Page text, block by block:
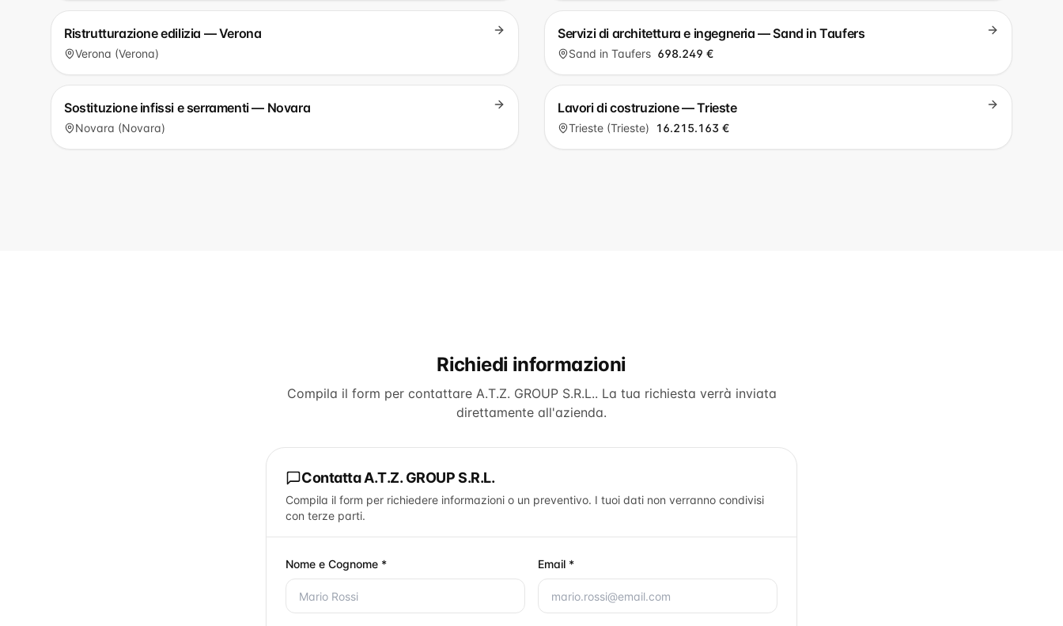
Ristrutturazione edilizia — Verona
Verona (Verona)
Sostituzione infissi e serramenti — Novara
Novara (Novara)
Servizi di architettura e ingegneria — Sand in Taufers
Sand in Taufers 698.249 €
Lavori di costruzione — Trieste
Trieste (Trieste) 16.215.163 €
Richiedi informazioni
Compila il form per contattare A.T.Z. GROUP S.R.L.. La tua richiesta verrà inviata
direttamente all'azienda.
ContattaA.T.Z. GROUP S.R.L.
Compila il form per richiedere informazioni o un preventivo. I tuoi dati non verranno condivisi
con terze parti.
Nome e Cognome * Email *